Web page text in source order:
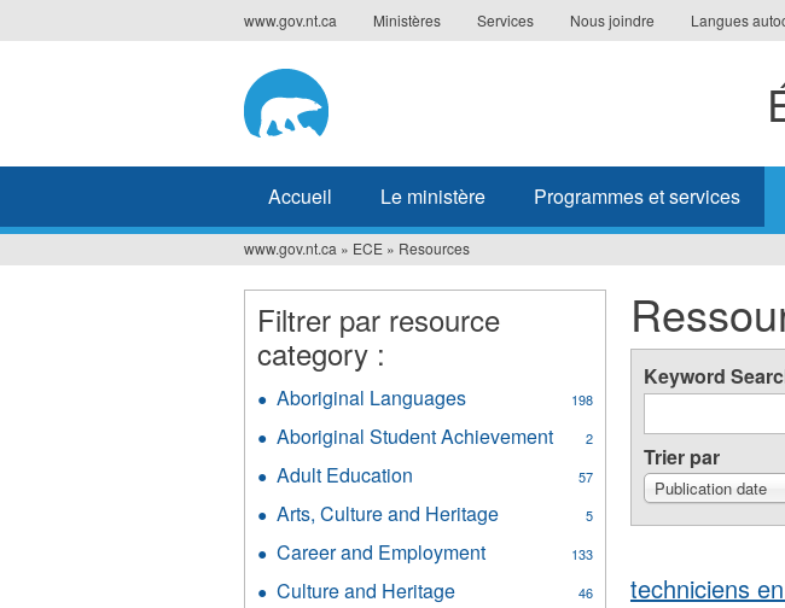
to
www.gov.nt.ca Ministères Services Nous joindre Langues
Accueil Le ministère Programmes et services
Vous
êtes
ici
www.gov.nt.ca » ECE » Resources
Keyword
Trier par
Publication date
techniciens
Filtrer par resource
category :
Aboriginal Languages 198
Languages
Aboriginal Student Achievement 2
Apply
Student
Achievement
Adult Education 57
Education
filter
Arts, Culture and Heritage 5
Career and Employment 133
Culture and Heritage 46